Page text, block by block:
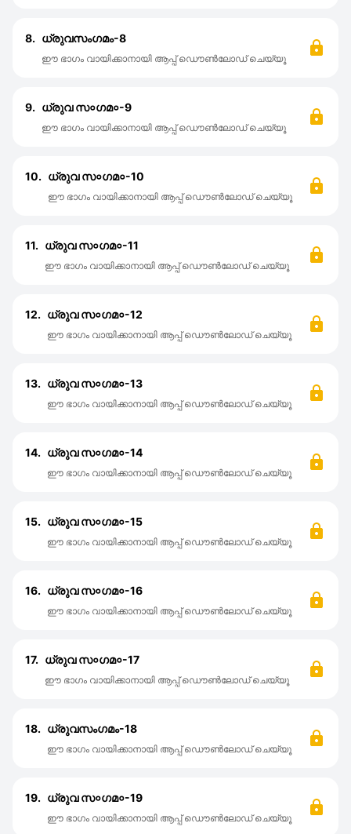
8. ധ്രുവസംഗമം-8
ഈ ഭാഗം വായിക്കാനായി ആപ്പ് ഡൌൺലോഡ് ചെയ്യൂ
9. ധ്രുവ സ०ഗമ०-9
ഈ ഭാഗം വായിക്കാനായി ആപ്പ് ഡൌൺലോഡ് ചെയ്യൂ
10. ധ്രുവ സ०ഗമ०-10
ഈ ഭാഗം വായിക്കാനായി ആപ്പ് ഡൌൺലോഡ് ചെയ്യൂ
11. ധ്രുവ സ०ഗമ०-11
ഈ ഭാഗം വായിക്കാനായി ആപ്പ് ഡൌൺലോഡ് ചെയ്യൂ
12. ധ്രുവ സ०ഗമ०-12
ഈ ഭാഗം വായിക്കാനായി ആപ്പ് ഡൌൺലോഡ് ചെയ്യൂ
13. ധ്രുവ സ०ഗമ०-13
ഈ ഭാഗം വായിക്കാനായി ആപ്പ് ഡൌൺലോഡ് ചെയ്യൂ
14. ധ്രുവ സ०ഗമ०-14
ഈ ഭാഗം വായിക്കാനായി ആപ്പ് ഡൌൺലോഡ് ചെയ്യൂ
15. ധ്രുവ സ०ഗമ०-15
ഈ ഭാഗം വായിക്കാനായി ആപ്പ് ഡൌൺലോഡ് ചെയ്യൂ
16. ധ്രുവ സ०ഗമ०-16
ഈ ഭാഗം വായിക്കാനായി ആപ്പ് ഡൌൺലോഡ് ചെയ്യൂ
17. ധ്രുവ സ०ഗമ०-17
ഈ ഭാഗം വായിക്കാനായി ആപ്പ് ഡൌൺലോഡ് ചെയ്യൂ
18. ധ്രുവസംഗമം-18
ഈ ഭാഗം വായിക്കാനായി ആപ്പ് ഡൌൺലോഡ് ചെയ്യൂ
19. ധ്രുവ സ०ഗമ०-19
ഈ ഭാഗം വായിക്കാനായി ആപ്പ് ഡൌൺലോഡ് ചെയ്യൂ